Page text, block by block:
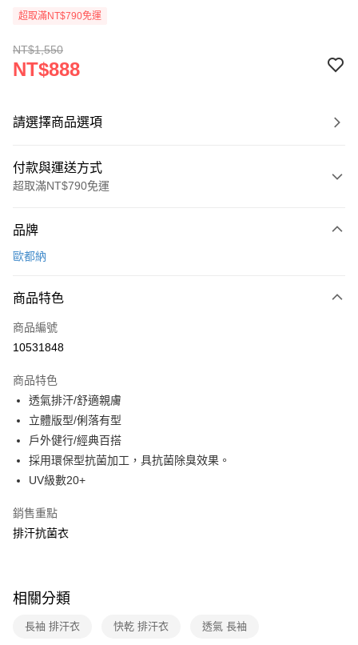
超取滿NT$790免運
NT$1,550
NT$888
請選擇商品選項
付款與運送方式
超取滿NT$790免運
信用卡一次付款
3 期 0 利率 每期
合作金庫商業銀行
上海商業儲蓄銀行
臺灣中小企業銀行
匯豐（台灣）商業銀行
聯邦商業銀行
元大商業銀行
玉山商業銀行
星展（台灣）商業銀行
台灣樂天信用卡公司
合作金庫商業銀行
上海商業儲蓄銀行
國泰世華商業銀行
匯豐（台灣）商業銀行
聯邦商業銀行
元大商業銀行
永豐商業銀行
玉山商業銀行
台灣樂天信用卡公司
超商取貨付款
LINE Pay
Apple Pay
悠遊付
Google Pay
大哥付你分期
2.付款方式選擇「大哥付你分期」，訂單成立後會自動跳轉到大哥付的交易
流程，驗證手機門號後，選擇欲分期的期數、繳款截止日，確認付款後即完
成交易。
貨到付款
品牌
歐都納
商品特色
商品編號
10531848
商品特色
透氣排汗/舒適親膚
立體版型/俐落有型
戶外健行/經典百搭
採用環保型抗菌加工，具抗菌除臭效果。
UV級數20+
銷售重點
排汗抗菌衣
相關分類
長袖 排汗衣 快乾 排汗衣 透氣 長袖